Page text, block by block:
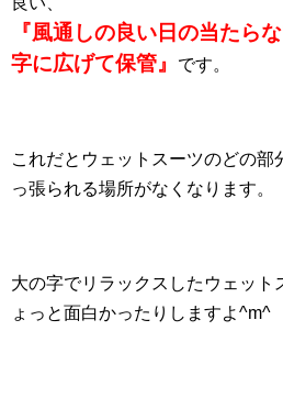
『風通しの良い日の当たら
字に広げて保管』
です。
これだとウェットスーツのどの部
っ張られる場所がなくなります。
大の字でリラックスしたウェット
ょっと面白かったりしますよ^m^